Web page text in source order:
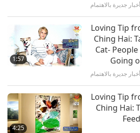
أخبار جديرة بالاهتمام
1:57
Loving Tip
Ching Hai:
Cat-
Going
أخبار جديرة بالاهتمام
4:25
Loving Tip
Ching Hai: